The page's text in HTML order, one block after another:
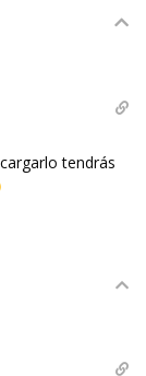
tendrás